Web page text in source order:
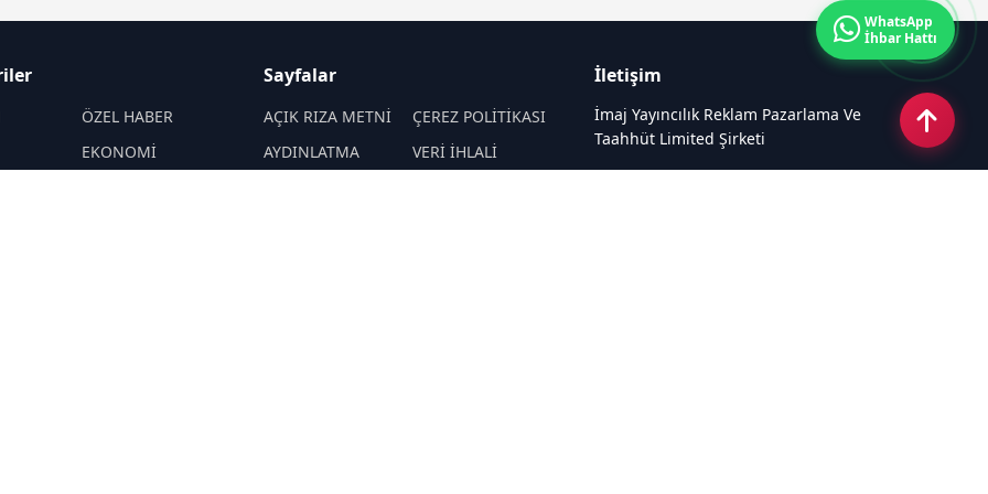
ÖZEL HABER
EKONOMİ
Sayfalar
AÇIK RIZA METNİ
ÇEREZ POLİTİKASI
AYDINLATMA
VERİ İHLALİ
İletişim
İmaj Yayıncılık Reklam Pazarlama Ve
Taahhüt Limited Şirketi
WhatsApp
İhbar Hattı